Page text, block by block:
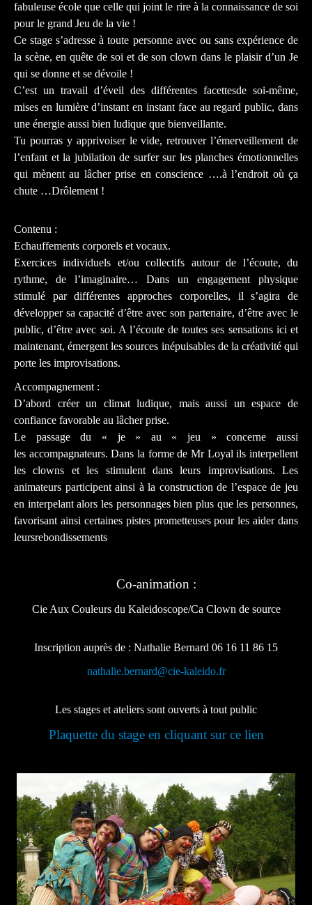
fabuleuse école que celle qui joint le rire à la connaissance de soi
pour le grand Jeu de la vie !
Ce stage s’adresse à toute personne avec ou sans expérience de
la scène, en quête de soi et de son clown dans le plaisir d’un Je
qui se donne et se dévoile !
C’est un travail d’éveil des différentes facettesde soi-même,
mises en lumière d’instant en instant face au regard public, dans
une énergie aussi bien ludique que bienveillante.
Tu pourras y apprivoiser le vide, retrouver l’émerveillement de
l’enfant et la jubilation de surfer sur les planches émotionnelles
qui mènent au lâcher prise en conscience ….à l’endroit où ça
chute …Drôlement !
Contenu :
Echauffements corporels et vocaux.
Exercices individuels et/ou collectifs autour de l’écoute, du
rythme, de l’imaginaire… Dans un engagement physique
stimulé par différentes approches corporelles, il s’agira de
développer sa capacité d’être avec son partenaire, d’être avec le
public, d’être avec soi. A l’écoute de toutes ses sensations ici et
maintenant, émergent les sources inépuisables de la créativité qui
porte les improvisations.
Accompagnement :
D’abord créer un climat ludique, mais aussi un espace de
confiance favorable au lâcher prise.
Le passage du « je » au « jeu » concerne aussi
les accompagnateurs. Dans la forme de Mr Loyal ils interpellent
les clowns et les stimulent dans leurs improvisations. Les
animateurs participent ainsi à la construction de l’espace de jeu
en interpelant alors les personnages bien plus que les personnes,
favorisant ainsi certaines pistes prometteuses pour les aider dans
leursrebondissements
Co-animation :
Cie Aux Couleurs du Kaleidoscope/Ca Clown de source
Inscription auprès de : Nathalie Bernard 06 16 11 86 15
nathalie.bernard@cie-kaleido.fr
Les stages et ateliers sont ouverts à tout public
Plaquette du stage en cliquant sur ce lien